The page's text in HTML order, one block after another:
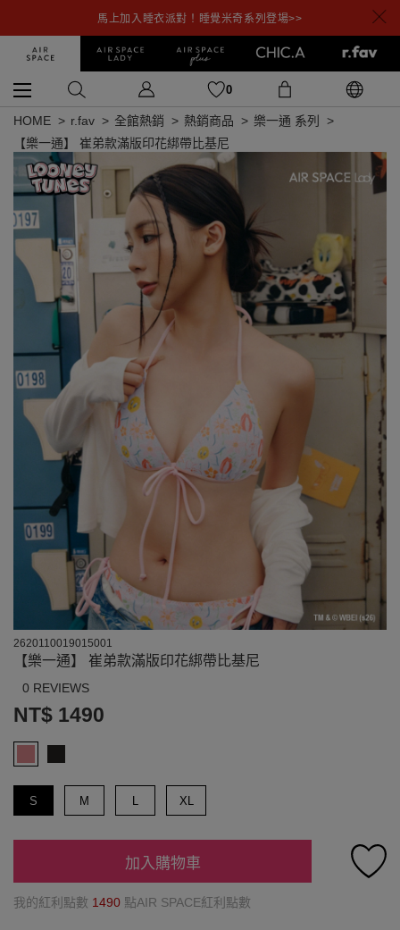
馬上加入睡衣派對！睡覺米奇系列登場>>
0
HOME r.fav 全館熱銷 熱銷商品
樂一通 系列
【樂一通】 崔弟款滿版印花綁帶比基尼
2620110019015001
【樂一通】 崔弟款滿版印花綁帶比基尼
0 REVIEWS
NT$ 1490
S M L XL
加入購物車
我的紅利點數 1490 點AIR SPACE紅利點數